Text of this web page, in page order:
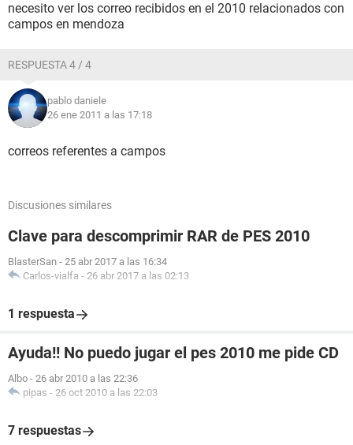
necesito ver los correo recibidos en el 2010 relacionados con
campos en mendoza
RESPUESTA 4 / 4
pablo daniele
26 ene 2011 a las 17:18
correos referentes a campos
Discusiones similares
Clave para descomprimir RAR de PES 2010
BlasterSan - 25 abr 2017 a las 16:34
Carlos-vialfa - 26 abr 2017 a las 02:13
1 respuesta
Ayuda!! No puedo jugar el pes 2010 me pide CD
Albo - 26 abr 2010 a las 22:36
pipas - 26 oct 2010 a las 22:03
7 respuestas